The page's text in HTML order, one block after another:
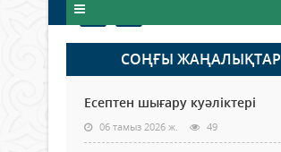
СОҢҒЫ ЖАҢАЛЫҚТАР
Есептен шығару куәліктері
06 тамыз 2026 ж. 49